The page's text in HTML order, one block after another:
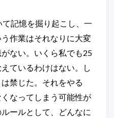
記憶を掘り起こし、一
作業はそれなりに大変
ない。いくら私でも25
ているわけはない。し
禁じた。それをやる
なってしまう可能性が
ールとして、どんなに